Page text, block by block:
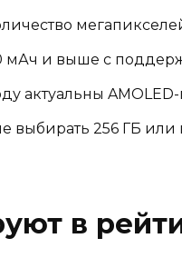
мАч и выше с
актуальны
выбирать 256 ГБ
в